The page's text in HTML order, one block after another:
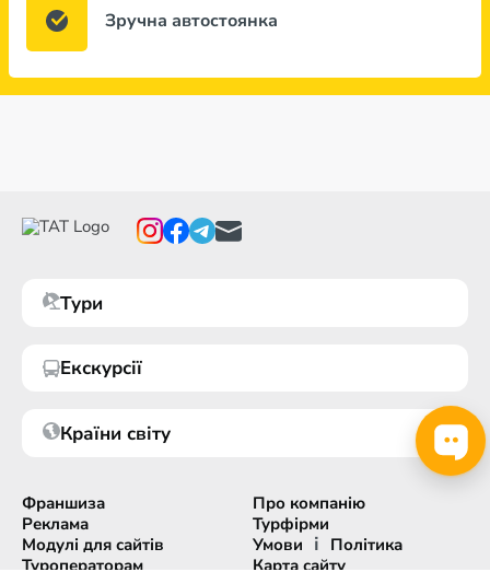
Зручна автостоянка
Тури
Екскурсії
Країни світу
Франшиза
Реклама
Модулі для сайтів
Туроператорам
Про компанію
Турфірми
Умови і Політика
Карта сайту